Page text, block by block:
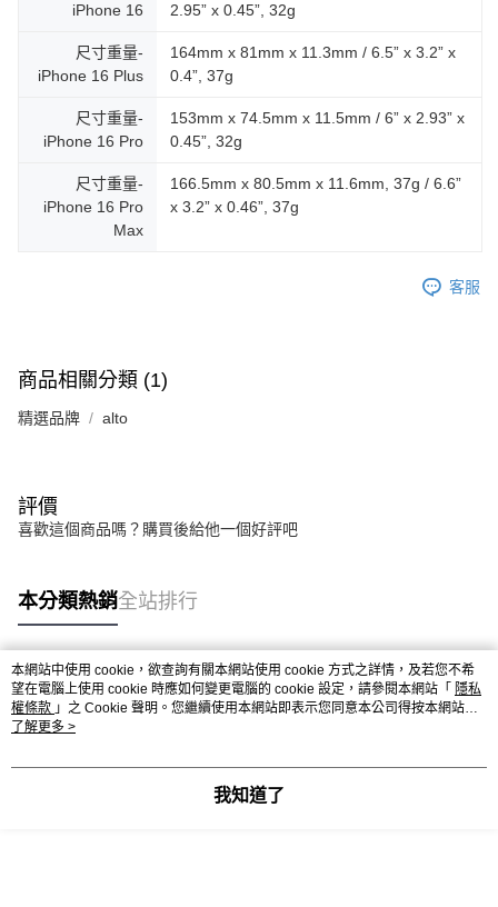
iPhone 16
2.95” x 0.45”, 32g
尺寸重量-
iPhone 16 Plus
164mm x 81mm x 11.3mm / 6.5” x 3.2” x
0.4”, 37g
尺寸重量-
iPhone 16 Pro
153mm x 74.5mm x 11.5mm / 6” x 2.93” x
0.45”, 32g
尺寸重量-
iPhone 16 Pro
Max
166.5mm x 80.5mm x 11.6mm, 37g / 6.6”
x 3.2” x 0.46”, 37g
客服
商品相關分類 (1)
精選品牌 alto
評價
喜歡這個商品嗎？購買後給他一個好評吧
本分類熱銷全站排行
熱門標籤
本網站中使用 cookie，欲查詢有關本網站使用 cookie 方式之詳情，及若您不希
望在電腦上使用 cookie 時應如何變更電腦的 cookie 設定，請參閱本網站「 隱私
權條款 」之 Cookie 聲明。您繼續使用本網站即表示您同意本公司得按本網站使
用條款之 Cookie 聲明使用 cookie。
了解更多 >
我知道了